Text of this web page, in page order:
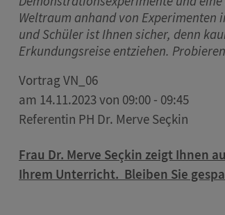
Weltraum anhand von Experimenten
und Schüler ist Ihnen sicher, denn
Erkundungsreise entziehen.
Vortrag VN_06
am 14.11.2023 von 09:00 - 09:45
Referentin PH Dr. Merve Seçkin
Frau Dr. Merve Seçkin zeigt Ihnen
Ihrem Unterricht. Bleiben Sie